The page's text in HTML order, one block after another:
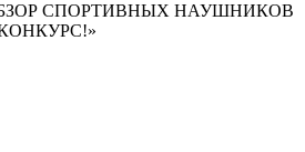
СПОРТИВНЫХ НАУШНИКОВ
КОНКУРС!»